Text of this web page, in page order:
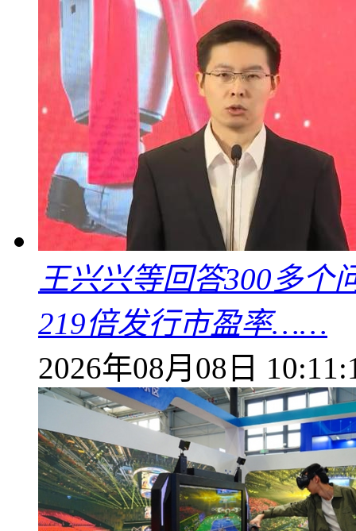
王兴兴等回答300多个
219倍发行市盈率……
2026年08月08日